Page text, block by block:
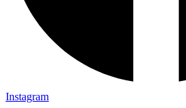
Instagram